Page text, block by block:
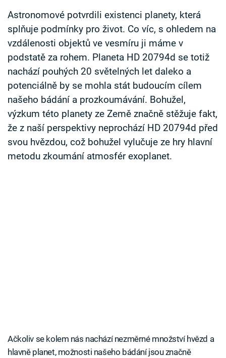
Astronomové potvrdili existenci planety, která
splňuje podmínky pro život. Co víc, s ohledem na
vzdálenosti objektů ve vesmíru ji máme v
podstatě za rohem. Planeta HD 20794d se totiž
nachází pouhých 20 světelných let daleko a
potenciálně by se mohla stát budoucím cílem
našeho bádání a prozkoumávání. Bohužel,
výzkum této planety ze Země značně stěžuje fakt,
že z naší perspektivy neprochází HD 20794d před
svou hvězdou, což bohužel vylučuje ze hry hlavní
metodu zkoumání atmosfér exoplanet.
Ačkoliv se kolem nás nachází nezměrné množství hvězd a
hlavně planet, možnosti našeho bádání jsou značně